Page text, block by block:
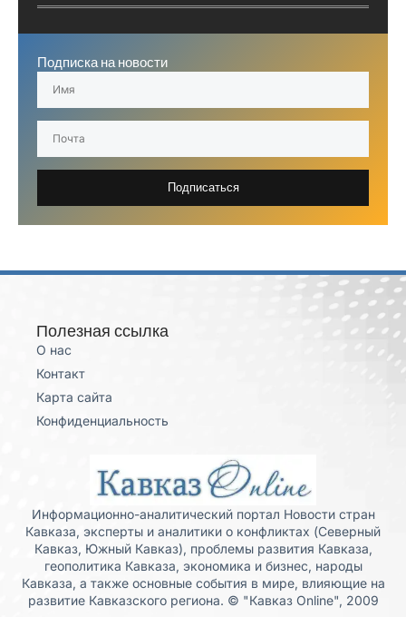
Подписка на новости
Подписаться
Полезная ссылка
О нас
Контакт
Карта сайта
Конфиденциальность
Информационно-аналитический портал Новости стран
Кавказа, эксперты и аналитики о конфликтах (Северный
Кавказ, Южный Кавказ), проблемы развития Кавказа,
геополитика Кавказа, экономика и бизнес, народы
Кавказа, а также основные события в мире, влияющие на
развитие Кавказского региона. © "Кавказ Online", 2009